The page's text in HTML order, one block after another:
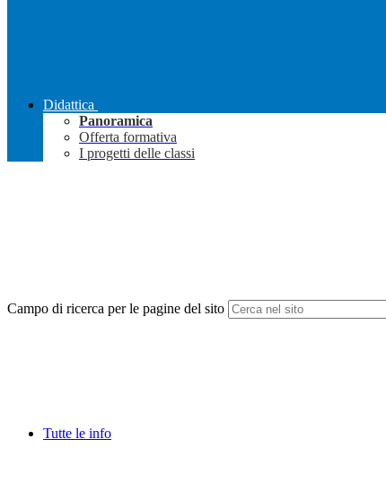
Didattica
Panoramica
Offerta formativa
I progetti delle classi
Campo di ricerca per le pagine del sito
Tutte le info